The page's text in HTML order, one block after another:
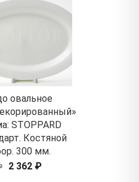
овальное
STOPPARD
Костяной
300 мм.
2 362 ₽